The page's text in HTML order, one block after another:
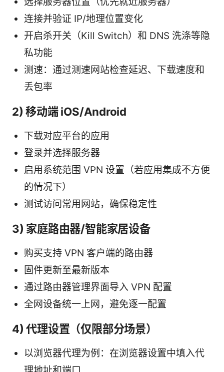
连接并验证 IP/地理位置变化
开启杀开关（Kill Switch）和 DNS 洗涤等隐
私功能
测速：通过测速网站检查延迟、下载速度和
丢包率
2) 移动端 iOS/Android
下载对应平台的应用
登录并选择服务器
启用系统范围 VPN 设置（若应用集成不方便
的情况下）
测试访问常用网站，确保稳定性
3) 家庭路由器/智能家居设备
购买支持 VPN 客户端的路由器
固件更新至最新版本
通过路由器管理界面导入 VPN 配置
全网设备统一上网，避免逐一配置
4) 代理设置（仅限部分场景）
以浏览器代理为例：在浏览器设置中填入代